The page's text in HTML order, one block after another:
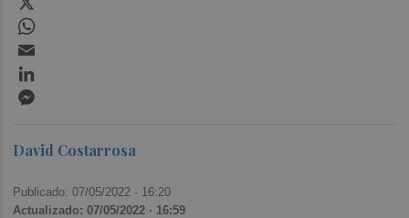
David Costarrosa
Publicado: 07/05/2022 · 16:20
Actualizado: 07/05/2022 · 16:59